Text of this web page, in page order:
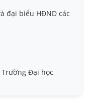
đại biểu HĐND các
Đại học